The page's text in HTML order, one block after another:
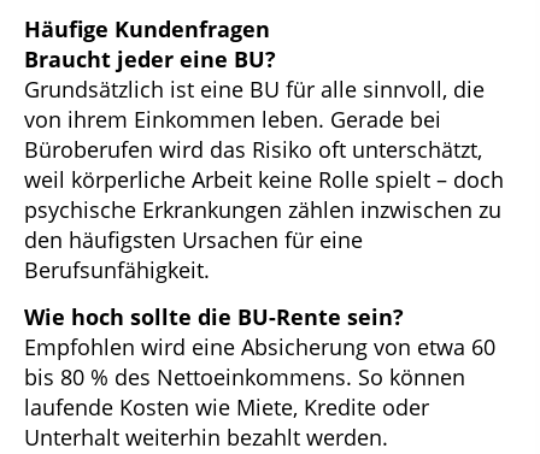
Häufige Kundenfragen
Braucht jeder eine BU?
Grundsätzlich ist eine BU für alle sinnvoll, die
von ihrem Einkommen leben. Gerade bei
Büroberufen wird das Risiko oft unterschätzt,
weil körperliche Arbeit keine Rolle spielt – doch
psychische Erkrankungen zählen inzwischen zu
den häufigsten Ursachen für eine
Berufsunfähigkeit.
Wie hoch sollte die BU-Rente sein?
Empfohlen wird eine Absicherung von etwa 60
bis 80 % des Nettoeinkommens. So können
laufende Kosten wie Miete, Kredite oder
Unterhalt weiterhin bezahlt werden.